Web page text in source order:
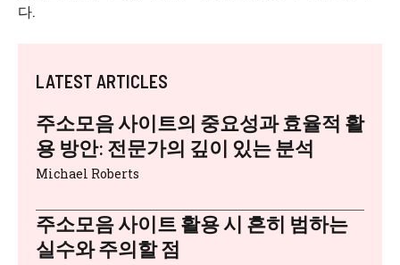
다.
LATEST ARTICLES
주소모음 사이트의 중요성과 효율적 활
용 방안: 전문가의 깊이 있는 분석
Michael Roberts
주소모음 사이트 활용 시 흔히 범하는
실수와 주의할 점